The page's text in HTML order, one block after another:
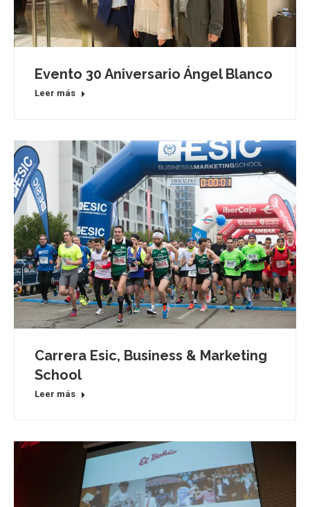
Evento 30 Aniversario Ángel Blanco
Leer más
Carrera Esic, Business & Marketing
School
Leer más